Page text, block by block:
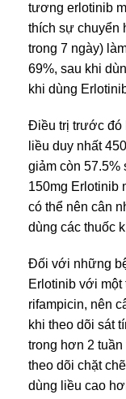
tương erlotinib
thích sự chuyển
trong 7 ngày)
69%, sau khi
khi dùng
Điều trị trước đó
liều duy nhất
giảm còn 57.5%
150mg Erlotinib
có thể nên cân
dùng các thuốc
Đối với những
Erlotinib với
rifampicin, nên
khi theo dõi sát
trong hơn 2
theo dõi chặt
dùng liều cao